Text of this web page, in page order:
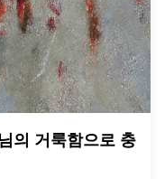
의 거룩함으로 충